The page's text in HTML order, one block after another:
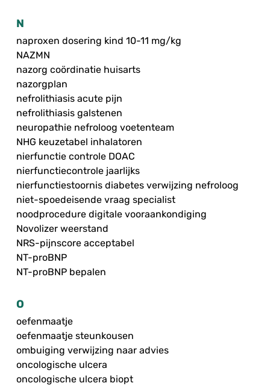
N
naproxen dosering kind 10-11 mg/kg
NAZMN
nazorg coördinatie huisarts
nazorgplan
nefrolithiasis acute pijn
nefrolithiasis galstenen
neuropathie nefroloog voetenteam
NHG keuzetabel inhalatoren
nierfunctie controle DOAC
nierfunctiecontrole jaarlijks
nierfunctiestoornis diabetes verwijzing nefroloog
niet-spoedeisende vraag specialist
noodprocedure digitale vooraankondiging
Novolizer weerstand
NRS-pijnscore acceptabel
NT-proBNP
NT-proBNP bepalen
O
oefenmaatje
oefenmaatje steunkousen
ombuiging verwijzing naar advies
oncologische ulcera
oncologische ulcera biopt